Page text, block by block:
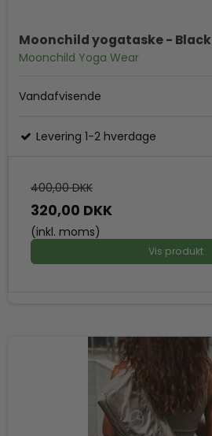
Moonchild yogataske - Black
Moonchild Yoga Wear
Vandafvisende
Levering 1-2 hverdage
400,00 DKK
320,00 DKK
(inkl. moms)
Vis produkt